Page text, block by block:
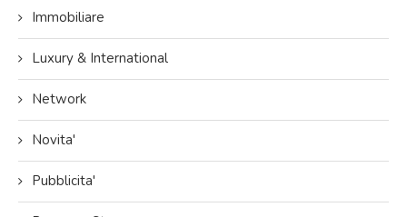
Immobiliare
Luxury & International
Network
Novita'
Pubblicita'